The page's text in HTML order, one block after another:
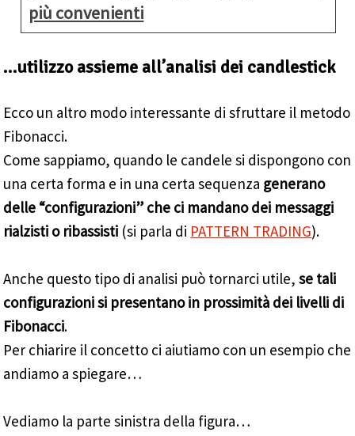
più convenienti
…utilizzo assieme all’analisi dei candlestick
Ecco un altro modo interessante di sfruttare il metodo
Fibonacci.
Come sappiamo, quando le candele si dispongono con
una certa forma e in una certa sequenza generano
delle “configurazioni” che ci mandano dei messaggi
rialzisti o ribassisti (si parla di PATTERN TRADING).
Anche questo tipo di analisi può tornarci utile,se tali
configurazioni si presentano in prossimità dei livelli di
Fibonacci.
Per chiarire il concetto ci aiutiamo con un esempio che
andiamo a spiegare…
Vediamo la parte sinistra della figura…